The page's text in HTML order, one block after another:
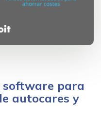
software para
autocares y